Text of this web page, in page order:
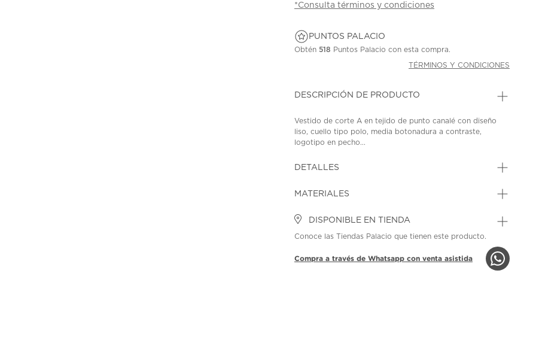
*Consulta términos y condiciones
PUNTOS PALACIO
Obtén518 Puntos Palacio con esta compra.
TÉRMINOS Y CONDICIONES
DESCRIPCIÓN DE PRODUCTO
Vestido de corte A en tejido de punto canalé con diseño
liso, cuello tipo polo, media botonadura a contraste,
logotipo en pecho...
DETALLES
MATERIALES
DISPONIBLE EN TIENDA
Conoce las Tiendas Palacio que tienen este producto.
Compra a través de Whatsapp con venta asistida